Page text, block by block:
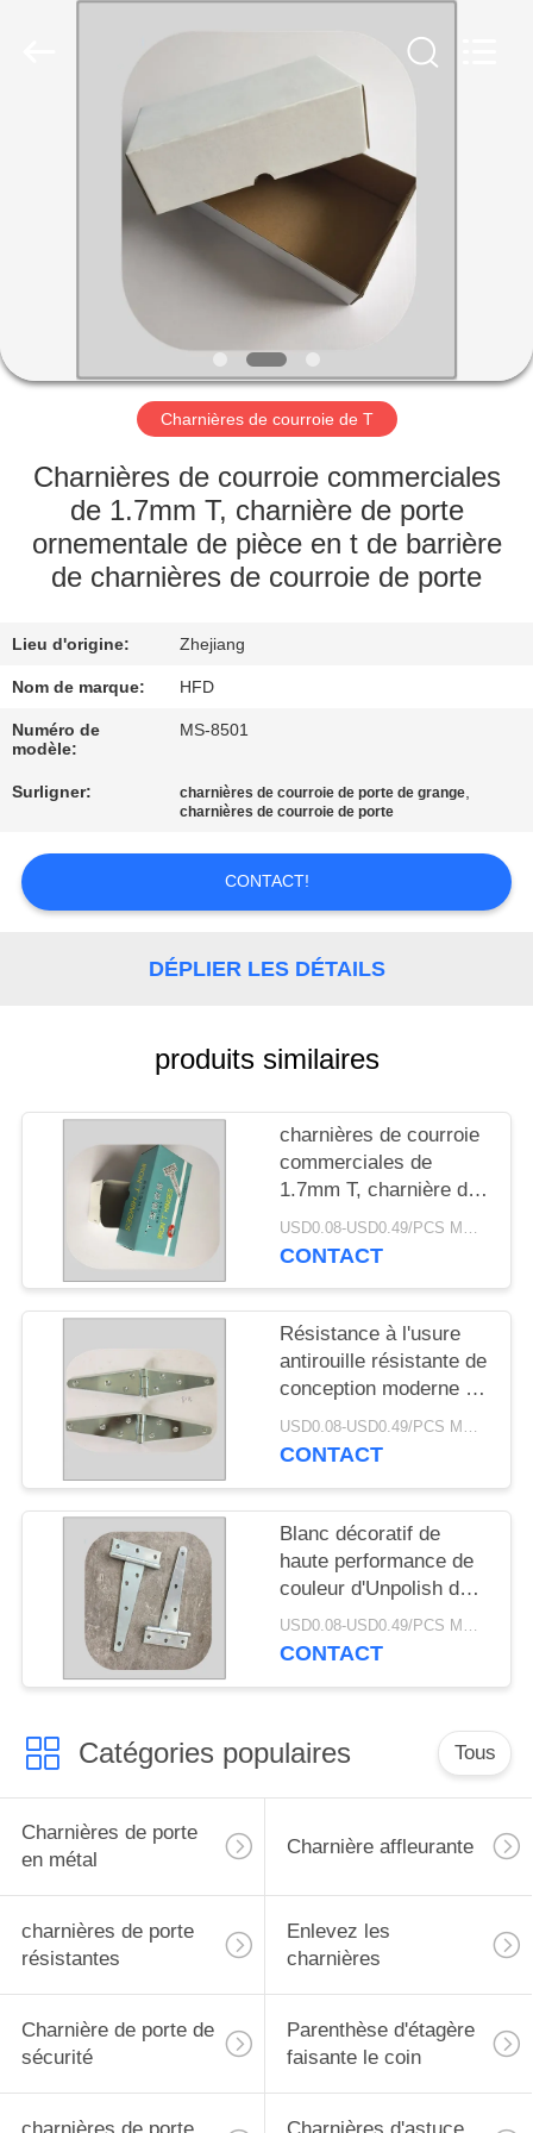
MAISON
PRODUITS
VIDÉOS
AU
SUJET
NOUS
VISITE
D'USINE
CONTRÔLE
DE
QUALITÉ
CONTACTEZ-
NOUS
NOUVELLES
PRIVACY
POLICY
Charnières de courroie de T
Charnières de courroie commerciales
de 1.7mm T, charnière de porte
ornementale de pièce en t de barrière
de charnières de courroie de porte
Lieu d'origine: Zhejiang
Nom de marque: HFD
Numéro de
modèle:
MS-8501
Surligner: charnières de courroie de porte de grange,
charnières de courroie de porte
CONTACT!
DÉPLIER LES DÉTAILS
produits similaires
charnières de courroie
commerciales de
1.7mm T, charnière de
porte ornementale de
pièce en t de barrière
USD0.08-USD0.49/PCS MOQ:5000
CONTACT
Résistance à l'usure
antirouille résistante de
conception moderne de
charnières de courroie
de longévité élevée
USD0.08-USD0.49/PCS MOQ:5000
CONTACT
Blanc décoratif de
haute performance de
couleur d'Unpolish de 4
de pouce T charnières
de courroie galvanisé
USD0.08-USD0.49/PCS MOQ:5000
CONTACT
Catégories populaires Tous
Charnières de porte
en métal
Charnière affleurante
charnières de porte
résistantes
Enlevez les
charnières
Charnière de porte de
sécurité
Parenthèse d'étagère
faisante le coin